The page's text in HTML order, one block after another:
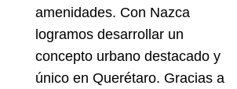
amenidades. Con Nazca
logramos desarrollar un
concepto urbano destacado y
único en Querétaro. Gracias a